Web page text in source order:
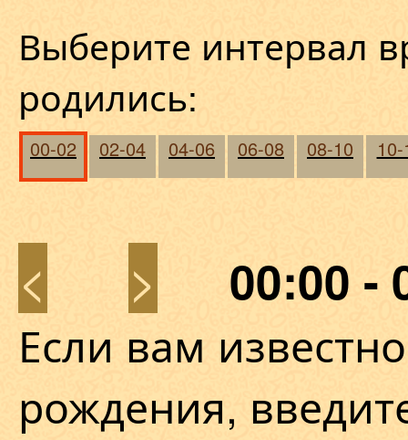
Выберите интервал
родились:
00-02 02-04 04-06 06-08 08-10
< > 00:00 -
Если вам
рождения,